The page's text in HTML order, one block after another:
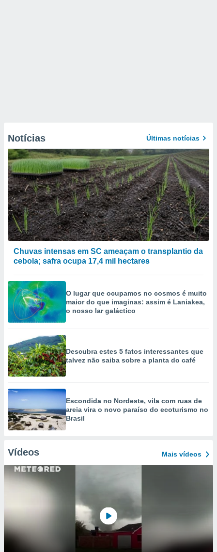
Notícias Últimas notícias
Chuvas intensas em SC ameaçam o transplantio da
cebola; safra ocupa 17,4 mil hectares
O lugar que ocupamos no cosmos é muito
maior do que imaginas: assim é Laniakea,
o nosso lar galáctico
Descubra estes 5 fatos interessantes que
talvez não saiba sobre a planta do café
Escondida no Nordeste, vila com ruas de
areia vira o novo paraíso do ecoturismo no
Brasil
Vídeos Mais vídeos